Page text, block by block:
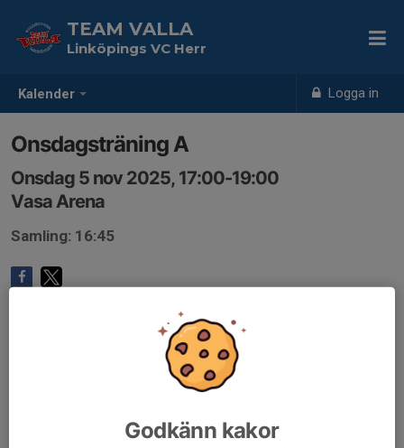
Kalender Logga in
TEAM VALLA
Linköpings VC Herr
Onsdagsträning A
Onsdag 5 nov 2025, 17:00-19:00
Vasa Arena
Samling: 16:45
Godkänn kakor